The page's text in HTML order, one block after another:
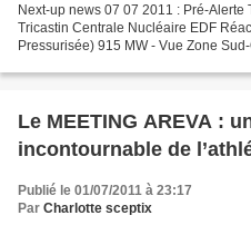
Next-up news 07 07 2011 : Pré-Alerte
Tricastin Centrale Nucléaire EDF
Pressurisée) 915 MW - Vue Zone
Le MEETING AREVA :
incontournable de
Publié le 01/07/2011 à 23:17
Par Charlotte sceptix